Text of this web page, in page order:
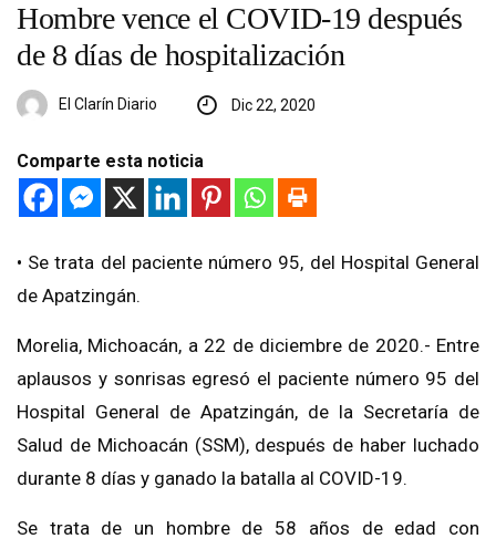
Hombre vence el COVID-19 después
de 8 días de hospitalización
El Clarín Diario Dic 22, 2020
Comparte esta noticia
• Se trata del paciente número 95, del Hospital General
de Apatzingán.
Morelia, Michoacán, a 22 de diciembre de 2020.- Entre
aplausos y sonrisas egresó el paciente número 95 del
Hospital General de Apatzingán, de la Secretaría de
Salud de Michoacán (SSM), después de haber luchado
durante 8 días y ganado la batalla al COVID-19.
Se trata de un hombre de 58 años de edad con